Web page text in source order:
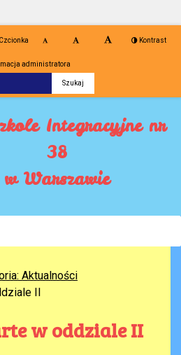
Czcionka Kontrast
administratora
Integracyjne nr
38
w Warszawie
Aktualności
II
w oddziale II